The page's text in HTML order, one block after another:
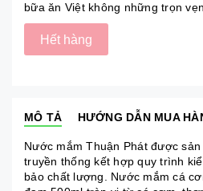
bữa ăn Việt không những trọn
Hết hàng
MÔ TẢ HƯỚNG DẪN MUA
Nước mắm Thuận Phát được
truyền thống kết hợp quy trình
bảo chất lượng. Nước mắm cá